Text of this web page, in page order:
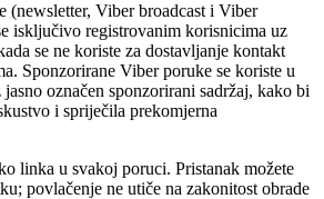
(newsletter, Viber broadcast i Viber
isključivo registrovanim korisnicima uz
se ne koriste za dostavljanje kontakt
Sponzorirane Viber poruke se koriste u
označen sponzorirani sadržaj, kako bi
i spriječila prekomjerna
linka u svakoj poruci. Pristanak možete
povlačenje ne utiče na zakonitost obrade